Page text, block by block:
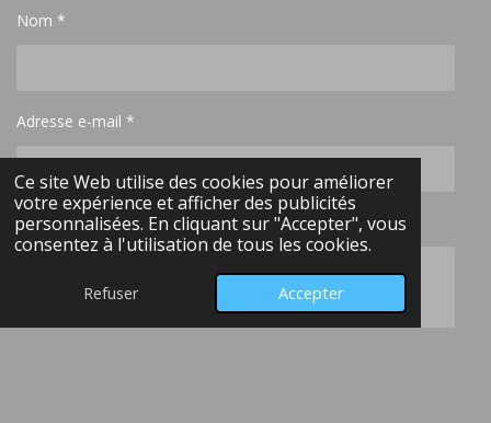
Ce site Web utilise des cookies pour améliorer
votre expérience et afficher des publicités
personnalisées. En cliquant sur "Accepter", vous
consentez à l'utilisation de tous les cookies.
Refuser Accepter
Nom *
Adresse e-mail *
Message *